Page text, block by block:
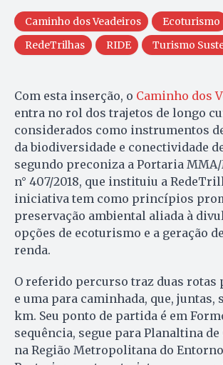
Caminho dos Veadeiros Ecoturismo
RedeTrilhas
RIDE Turismo
Com esta inserção, o Caminho dos
entra no rol dos trajetos de longo
considerados como instrumentos
da biodiversidade e conectividade
segundo preconiza a Portaria
n° 407/2018, que instituiu a
iniciativa tem como princípios
preservação ambiental aliada à
opções de ecoturismo e a geração
renda.
O referido percurso traz duas rotas
e uma para caminhada, que, juntas,
km. Seu ponto de partida é em
sequência, segue para Planaltina de
na Região Metropolitana do Entorno